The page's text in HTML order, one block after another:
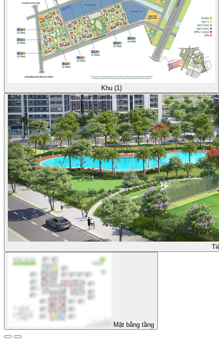
Khu (1)
Mặt bằng tầng